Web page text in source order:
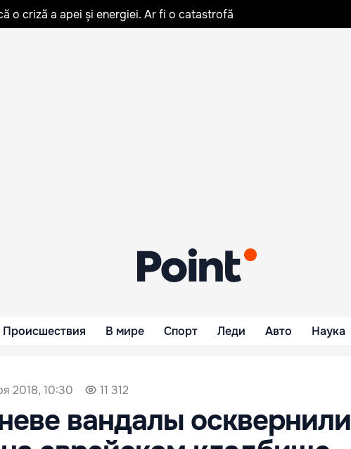
o criză a apei și energiei. Ar fi o catastrofă
Происшествия В мире Спорт Леди Авто Наука
2018, 10:30 11 312
вандалы осквернили